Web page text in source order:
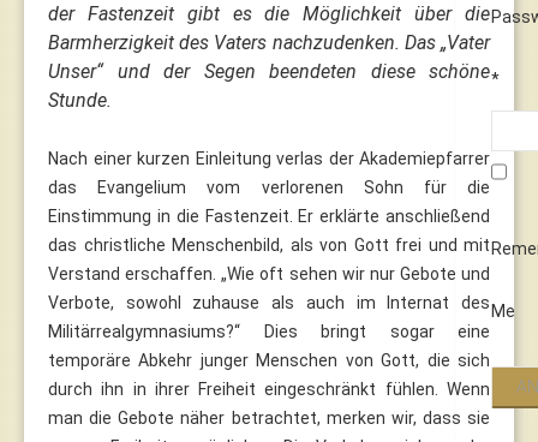
*
Me
der Fastenzeit gibt es die Möglichkeit über die
Barmherzigkeit des Vaters nachzudenken. Das „Vater
Unser“ und der Segen beendeten diese schöne
Stunde.
Nach einer kurzen Einleitung verlas der Akademiepfarrer
das Evangelium vom verlorenen Sohn für die
Einstimmung in die Fastenzeit. Er erklärte anschließend
das christliche Menschenbild, als von Gott frei und mit
Verstand erschaffen. „Wie oft sehen wir nur Gebote und
Verbote, sowohl zuhause als auch im Internat des
Militärrealgymnasiums?“ Dies bringt sogar eine
temporäre Abkehr junger Menschen von Gott, die sich
durch ihn in ihrer Freiheit eingeschränkt fühlen. Wenn
man die Gebote näher betrachtet, merken wir, dass sie